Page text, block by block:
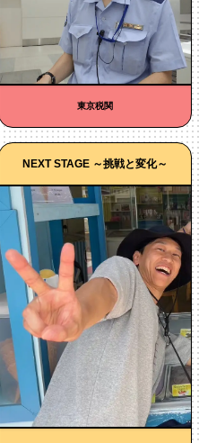
東京税関
NEXT STAGE ～挑戦と変化～